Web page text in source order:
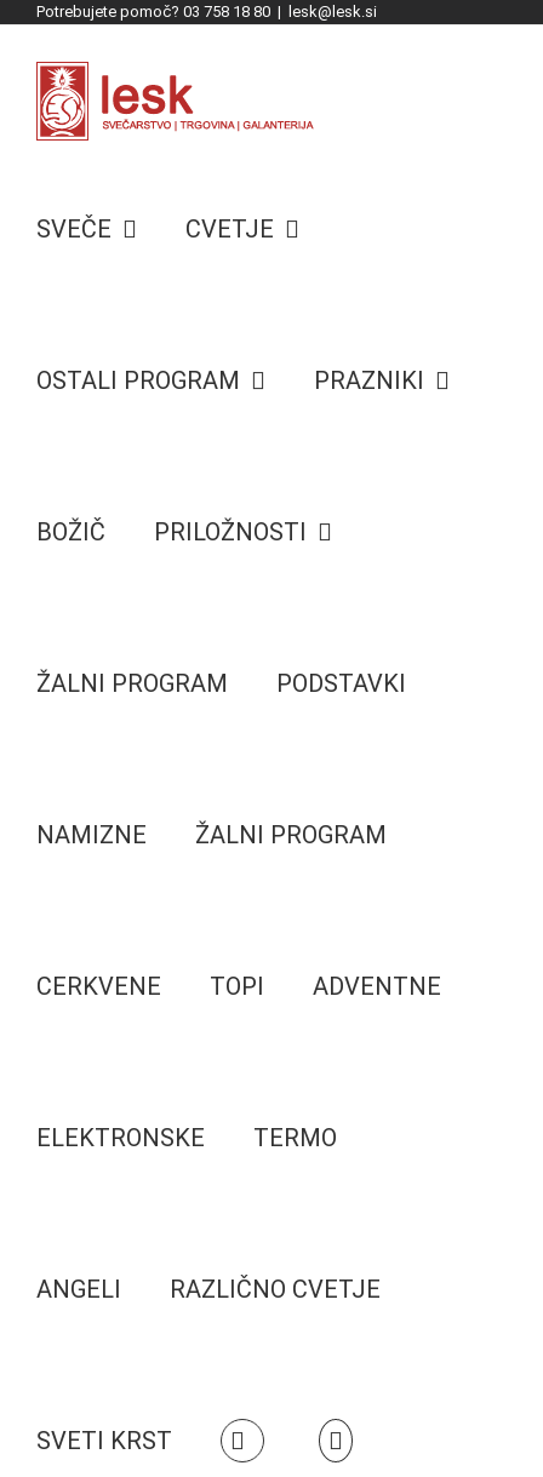
content
Potrebujete pomoč? 03 758 18 80 | lesk@lesk.si
SVEČE CVETJE
OSTALI PROGRAM PRAZNIKI
BOŽIČ PRILOŽNOSTI
ŽALNI PROGRAM PODSTAVKI
NAMIZNE ŽALNI PROGRAM
CERKVENE TOPI ADVENTNE
ELEKTRONSKE TERMO
ANGELI RAZLIČNO CVETJE
SVETI KRST